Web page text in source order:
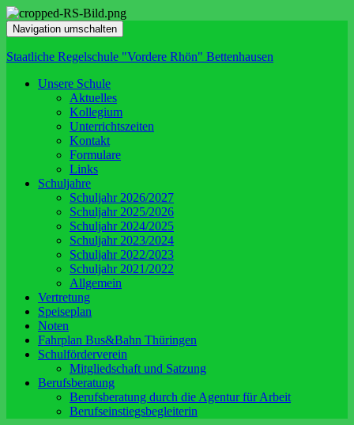
Navigation umschalten
Staatliche Regelschule "Vordere Rhön" Bettenhausen
Unsere Schule
Aktuelles
Kollegium
Unterrichtszeiten
Kontakt
Formulare
Links
Schuljahre
Schuljahr 2026/2027
Schuljahr 2025/2026
Schuljahr 2024/2025
Schuljahr 2023/2024
Schuljahr 2022/2023
Schuljahr 2021/2022
Allgemein
Vertretung
Speiseplan
Noten
Fahrplan Bus&Bahn Thüringen
Schulförderverein
Mitgliedschaft und Satzung
Berufsberatung
Berufsberatung durch die Agentur für Arbeit
Berufseinstiegsbegleiterin